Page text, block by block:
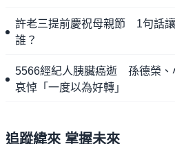
許老三提前慶祝母親節 1句話
誰？
5566經紀人胰臟癌逝 孫德榮、
哀悼「一度以為好轉」
追蹤緯來 掌握未來